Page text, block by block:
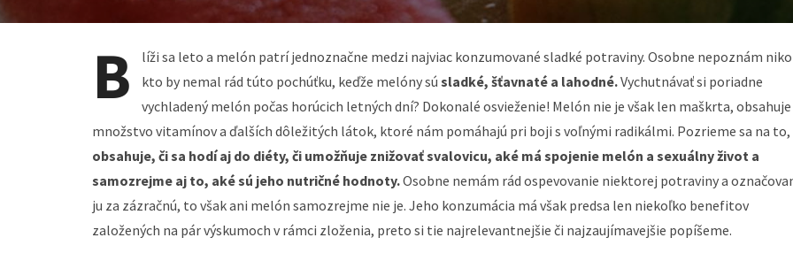
B
líži sa leto a melón patrí jednoznačne medzi najviac konzumované sladké potraviny. Osobne nepoznám
kto by nemal rád túto pochúťku, keďže melóny sú sladké, šťavnaté a lahodné.Vychutnávať si poriadne
vychladený melón počas horúcich letných dní? Dokonalé osvieženie! Melón nie je však len maškrta,
množstvo vitamínov a ďalších dôležitých látok, ktoré nám pomáhajú pri boji s voľnými radikálmi. Pozrieme sa na to,
obsahuje, či sa hodí aj do diéty, či umožňuje znižovať svalovicu, aké má spojenie melón a sexuálny život a
samozrejme aj to, aké sú jeho nutričné hodnoty.Osobne nemám rád ospevovanie niektorej potraviny a
ju za zázračnú, to však ani melón samozrejme nie je. Jeho konzumácia má však predsa len niekoľko benefitov
založených na pár výskumoch v rámci zloženia, preto si tie najrelevantnejšie či najzaujímavejšie popíšeme.